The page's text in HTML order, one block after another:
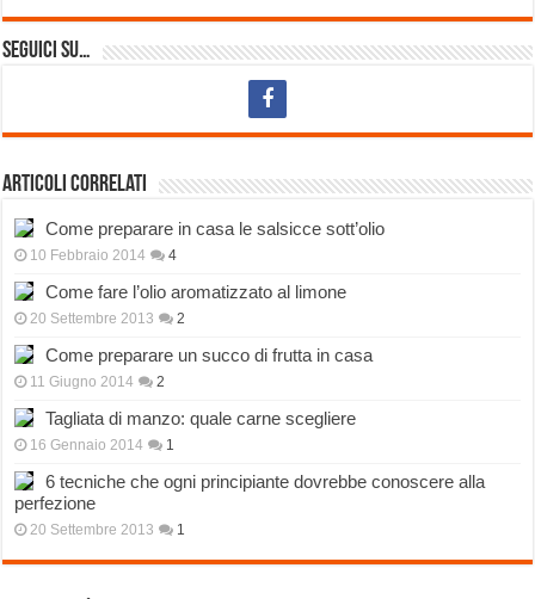
Seguici su…
Articoli correlati
Come preparare in casa le salsicce sott’olio
10 Febbraio 2014 4
Come fare l’olio aromatizzato al limone
20 Settembre 2013 2
Come preparare un succo di frutta in casa
11 Giugno 2014 2
Tagliata di manzo: quale carne scegliere
16 Gennaio 2014 1
6 tecniche che ogni principiante dovrebbe conoscere alla
perfezione
20 Settembre 2013 1